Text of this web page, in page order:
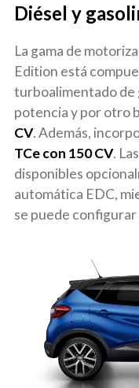
Diésel y
La gama de
Edition está
turboalimentado de
potencia y por otro
CV. Además,
TCe con 150 CV.
disponibles
automática EDC,
se puede configurar